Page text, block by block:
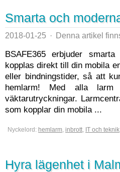
Smarta och
2018-01-25 · Denna artikel
BSAFE365 erbjuder
kopplas direkt till din mobila
eller bindningstider, så att
hemlarm! Med alla
väktarutryckningar.
som kopplar din mobila ...
Nyckelord: hemlarm, inbrott, IT och teknik
Hyra lägenhet i